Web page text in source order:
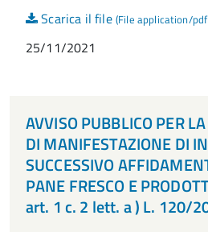
Scarica il file (File application/
25/11/2021
AVVISO PUBBLICO PER
DI MANIFESTAZIONE DI
SUCCESSIVO
PANE FRESCO E
art. 1 c. 2 lett. a ) L. 120/